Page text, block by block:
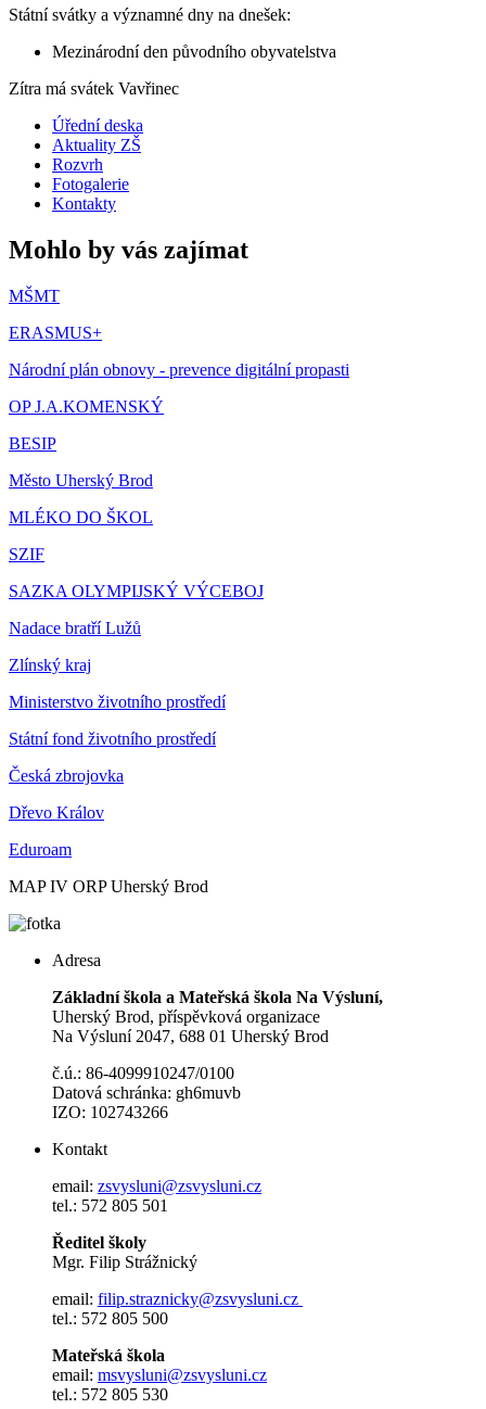
Státní svátky a významné dny na dnešek:
Mezinárodní den původního obyvatelstva
Zítra má svátek Vavřinec
Úřední deska
Aktuality ZŠ
Rozvrh
Fotogalerie
Kontakty
Mohlo by vás zajímat
MŠMT
ERASMUS+
Národní plán obnovy - prevence digitální propasti
OP J.A.KOMENSKÝ
BESIP
Město Uherský Brod
MLÉKO DO ŠKOL
SZIF
SAZKA OLYMPIJSKÝ VÝCEBOJ
Nadace bratří Lužů
Zlínský kraj
Ministerstvo životního prostředí
Státní fond životního prostředí
Česká zbrojovka
Dřevo Králov
Eduroam
MAP IV ORP Uherský Brod
Adresa
Základní škola a Mateřská škola Na Výsluní,
Uherský Brod, příspěvková organizace
Na Výsluní 2047, 688 01 Uherský Brod
č.ú.: 86-4099910247/0100
Datová schránka: gh6muvb
IZO: 102743266
Kontakt
email: zsvysluni@zsvysluni.cz
tel.: 572 805 501
Ředitel školy
Mgr. Filip Strážnický
email: filip.straznicky@zsvysluni.cz
tel.: 572 805 500
Mateřská škola
email: msvysluni@zsvysluni.cz
tel.: 572 805 530